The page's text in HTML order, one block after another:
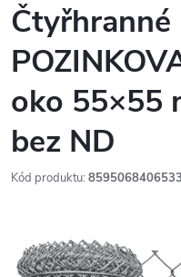
oko 55×55
bez ND
Kód produktu: 8595068406533